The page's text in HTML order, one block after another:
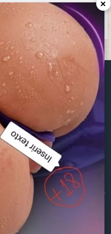
grupos WhatsApp,
atualizados, Grupos
grupos WhatsApp,
Grupos WhatsApp
regionais, Grupos
Grupos WhatsApp
grupos WhatsApp,
ofertas.
Atualizados para Entrar
×